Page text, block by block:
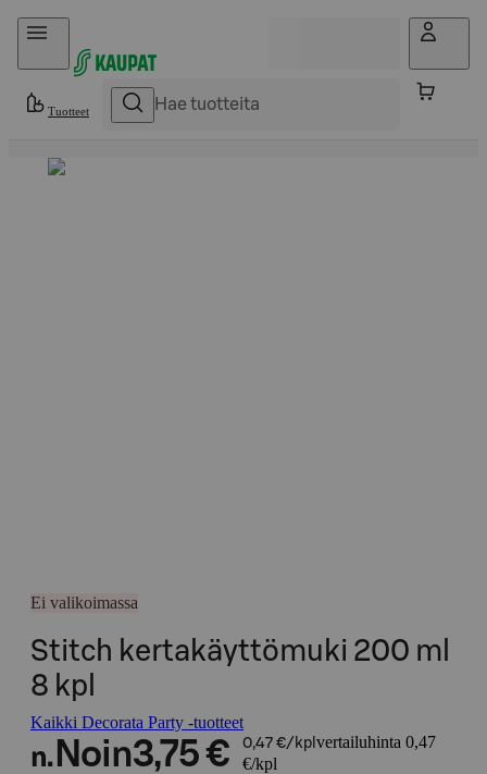
Hyppää sisältöön
Tuotteet
Ei valikoimassa
Stitch kertakäyttömuki 200 ml
8 kpl
Kaikki Decorata Party -tuotteet
n. Noin3,75 € 0,47 €/kpl vertailuhinta 0,47
€/kpl